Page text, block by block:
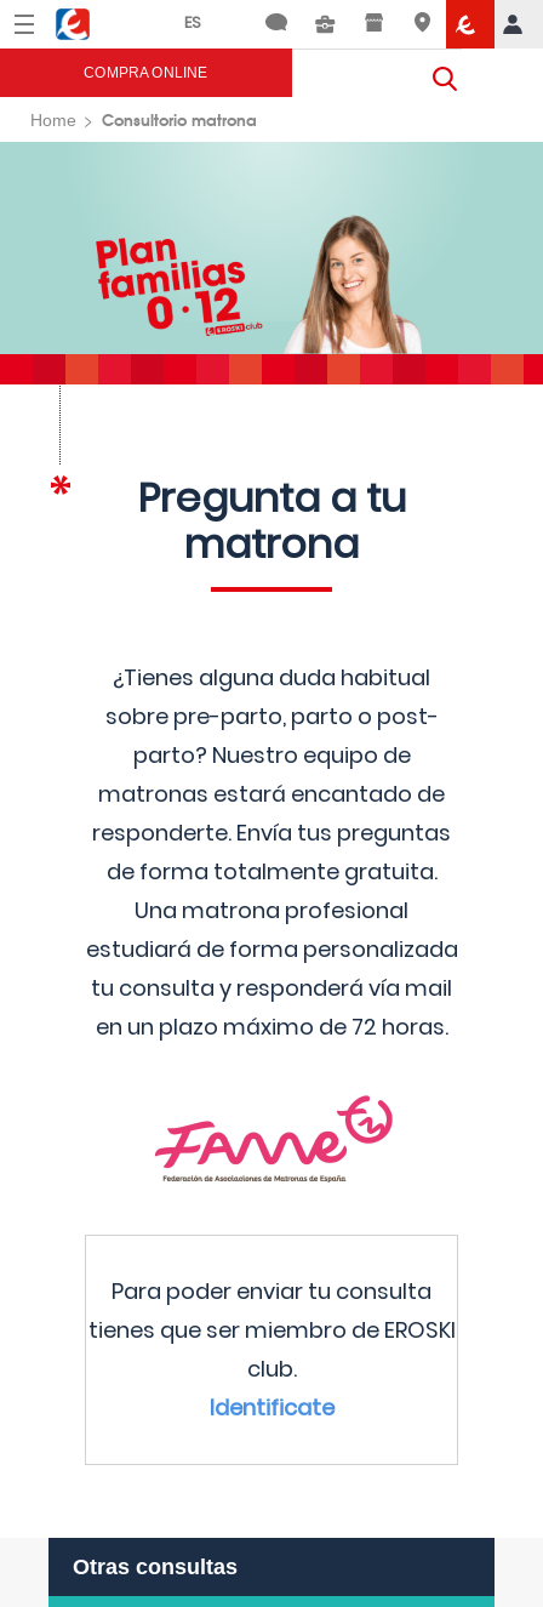
Menú Eroski
COMPRA ONLINE
Home Consultorio matrona
Pregunta a tu
matrona
¿Tienes alguna duda habitual
sobre pre-parto, parto o post-
parto? Nuestro equipo de
matronas estará encantado de
responderte. Envía tus preguntas
de forma totalmente gratuita.
Una matrona profesional
estudiará de forma personalizada
tu consulta y responderá vía mail
en un plazo máximo de 72 horas.
Para poder enviar tu consulta
tienes que ser miembro de EROSKI
club.
Identificate
Otras consultas